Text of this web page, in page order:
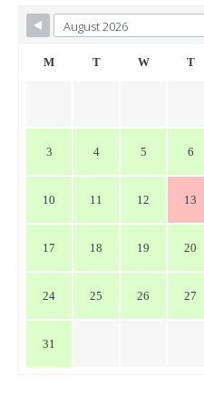
ビ
ゲ
M T W T
3 4 5 6
10 11 12 13
17 18 19 20
24 25 26 27
31